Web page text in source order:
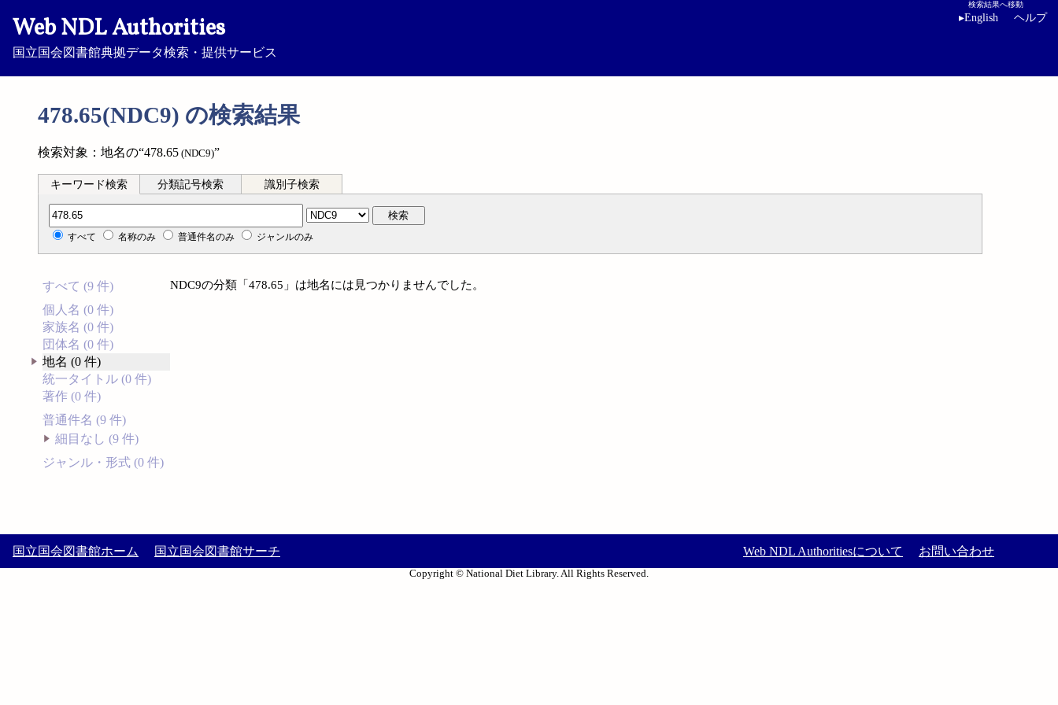
Web NDL Authorities
国立国会図書館典拠データ検索・提供サービス
検索結果へ移動
▸English ヘルプ
478.65(NDC9) の検索結果
検索対象：地名の“478.65 (NDC9)”
キーワード検索 分類記号検索 識別子検索
分類記号検索 検索
すべて 名称のみ 普通件名のみ ジャンルのみ
すべて (9 件)
個人名 (0 件)
家族名 (0 件)
団体名 (0 件)
地名 (0 件)
統一タイトル (0 件)
著作 (0 件)
普通件名 (9 件)
細目なし (9 件)
ジャンル・形式 (0 件)
NDC9の分類「478.65」は地名には見つかりませんでした。
国立国会図書館ホーム 国立国会図書館サーチ Web NDL Authoritiesについて お問い合わせ
Copyright © National Diet Library. All Rights Reserved.